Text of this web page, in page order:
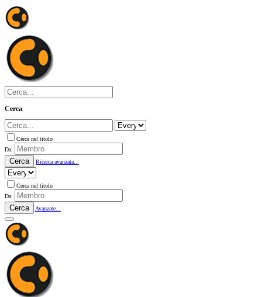
Cerca
Cerca nel titolo
Da:
Cerca Ricerca avanzata...
Cerca nel titolo
Da:
Cerca Avanzate...